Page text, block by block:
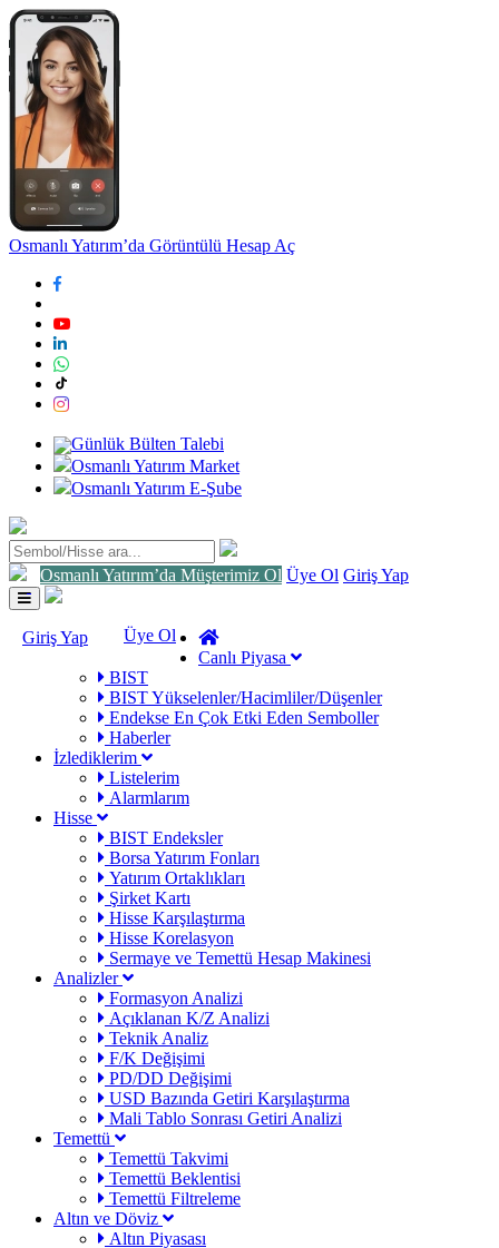
Osmanlı Yatırım’da Görüntülü Hesap Aç
Günlük Bülten Talebi
Osmanlı Yatırım Market
Osmanlı Yatırım E-Şube
Osmanlı Yatırım’da Müşterimiz Ol Üye Ol Giriş Yap
Toggle
navigation
Giriş Yap
Üye Ol
Canlı Piyasa
BIST
BIST Yükselenler/Hacimliler/Düşenler
Endekse En Çok Etki Eden Semboller
Haberler
İzlediklerim
Listelerim
Alarmlarım
Hisse
BIST Endeksler
Borsa Yatırım Fonları
Yatırım Ortaklıkları
Şirket Kartı
Hisse Karşılaştırma
Hisse Korelasyon
Sermaye ve Temettü Hesap Makinesi
Analizler
Formasyon Analizi
Açıklanan K/Z Analizi
Teknik Analiz
F/K Değişimi
PD/DD Değişimi
USD Bazında Getiri Karşılaştırma
Mali Tablo Sonrası Getiri Analizi
Temettü
Temettü Takvimi
Temettü Beklentisi
Temettü Filtreleme
Altın ve Döviz
Altın Piyasası